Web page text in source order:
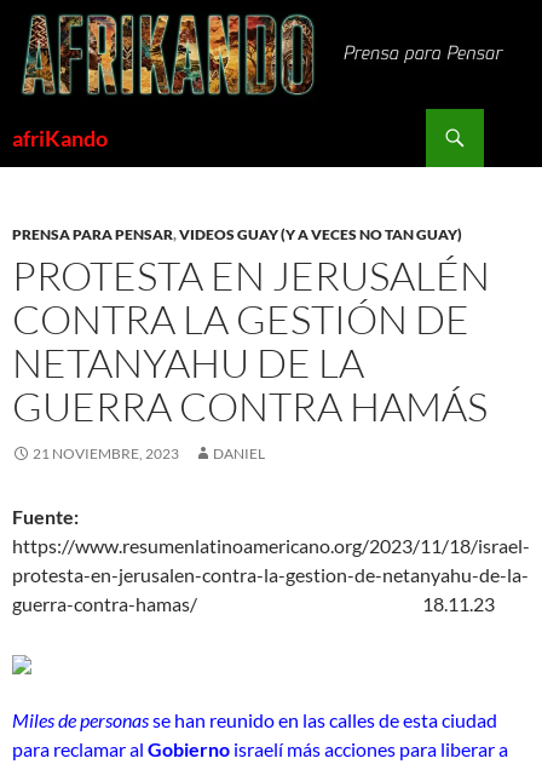
Saltar
contenido
afriKando
PRENSA PARA PENSAR,VIDEOS GUAY (Y A VECES NO TAN GUAY)
PROTESTA EN JERUSALÉN
CONTRA LA GESTIÓN DE
NETANYAHU DE LA
GUERRA CONTRA HAMÁS
21 NOVIEMBRE, 2023 DANIEL
Fuente:
https://www.resumenlatinoamericano.org/2023/11/18/israel-
protesta-en-jerusalen-contra-la-gestion-de-netanyahu-de-la-
guerra-contra-hamas/ 18.11.23
Miles de personasse han reunido en las calles de esta ciudad
para reclamar al Gobierno israelí más acciones para liberar a